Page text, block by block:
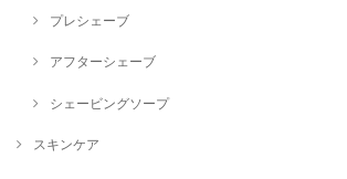
プレシェーブ
アフターシェーブ
シェービングソープ
スキンケア